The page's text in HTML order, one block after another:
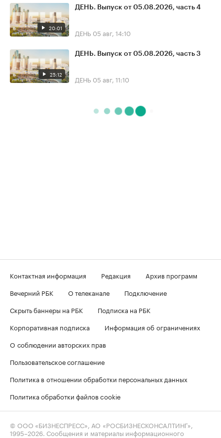
20:01
ДЕНЬ. Выпуск от 05.08.2026, часть 4
ДЕНЬ 05 авг, 14:10
25:12
ДЕНЬ. Выпуск от 05.08.2026, часть 3
ДЕНЬ 05 авг, 11:10
Контактная информация Редакция
Архив программ
Вечерний РБК
О телеканале
Подключение
Скрыть баннеры на РБК
Подписка на РБК
Корпоративная подписка
Информация об ограничениях
О соблюдении авторских прав
Пользовательское соглашение
Политика в отношении обработки персональных данных
Политика обработки файлов cookie
© ООО «БИЗНЕСПРЕСС», АО «РОСБИЗНЕСКОНСАЛТИНГ»,
1995–2026 . Сообщения и материалы информационного